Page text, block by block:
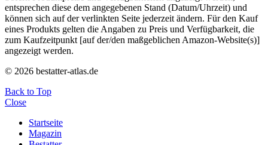
entsprechen diese dem angegebenen Stand (Datum/Uhrzeit) und
können sich auf der verlinkten Seite jederzeit ändern. Für den Kauf
eines Produkts gelten die Angaben zu Preis und Verfügbarkeit, die
zum Kaufzeitpunkt [auf der/den maßgeblichen Amazon-Website(s)]
angezeigt werden.
© 2026 bestatter-atlas.de
Back to Top
Close
Startseite
Magazin